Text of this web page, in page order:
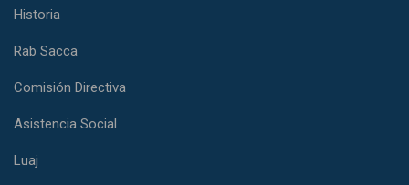
Historia
Rab Sacca
Comisión Directiva
Asistencia Social
Luaj